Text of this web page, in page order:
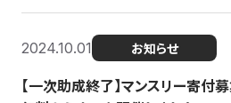
2024.10.01 お知らせ
【一次助成終了】マンスリー寄付